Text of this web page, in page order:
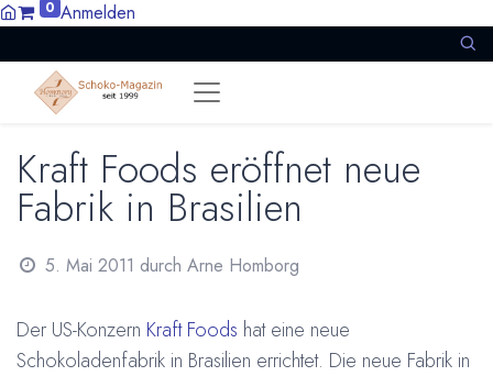
0 Anmelden
Kraft Foods eröffnet neue
Fabrik in Brasilien
5. Mai 2011 durch Arne Homborg
Der US-Konzern Kraft Foods hat eine neue
Schokoladenfabrik in Brasilien errichtet. Die neue Fabrik in